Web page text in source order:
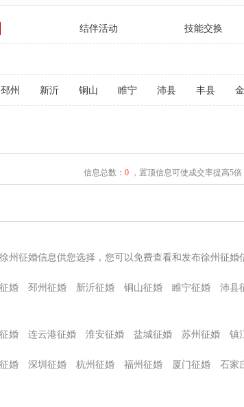
结伴活动 技能交换
邳州 新沂 铜山 睢宁 沛县 丰县
信息总数： 0，置顶信息可使成交率提高5倍
征婚信息供您选择，您可以免费查看和发布徐州征婚
婚 邳州征婚 新沂征婚 铜山征婚 睢宁征婚 沛县
婚 连云港征婚 淮安征婚 盐城征婚 苏州征婚 镇
婚 深圳征婚 杭州征婚 福州征婚 厦门征婚 石家